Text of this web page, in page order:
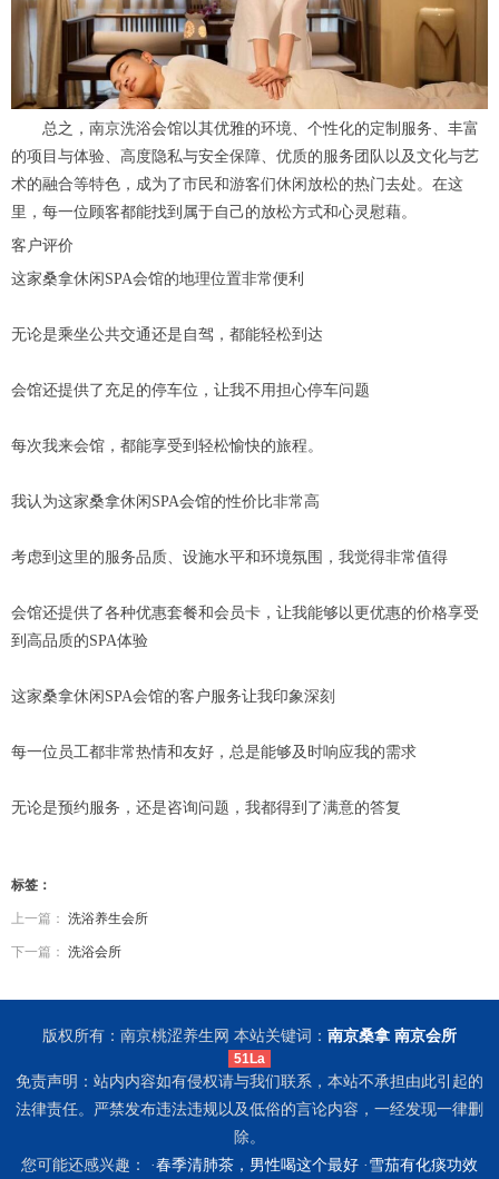
总之，南京洗浴会馆以其优雅的环境、个性化的定制服务、丰富
的项目与体验、高度隐私与安全保障、优质的服务团队以及文化与艺
术的融合等特色，成为了市民和游客们休闲放松的热门去处。在这
里，每一位顾客都能找到属于自己的放松方式和心灵慰藉。
客户评价
这家桑拿休闲SPA会馆的地理位置非常便利
无论是乘坐公共交通还是自驾，都能轻松到达
会馆还提供了充足的停车位，让我不用担心停车问题
每次我来会馆，都能享受到轻松愉快的旅程。
我认为这家桑拿休闲SPA会馆的性价比非常高
考虑到这里的服务品质、设施水平和环境氛围，我觉得非常值得
会馆还提供了各种优惠套餐和会员卡，让我能够以更优惠的价格享受
到高品质的SPA体验
这家桑拿休闲SPA会馆的客户服务让我印象深刻
每一位员工都非常热情和友好，总是能够及时响应我的需求
无论是预约服务，还是咨询问题，我都得到了满意的答复
标签：
上一篇： 洗浴养生会所
下一篇： 洗浴会所
版权所有：南京桃涩养生网 本站关键词： 南京桑拿 南京会所
51La
免责声明：站内内容如有侵权请与我们联系，本站不承担由此引起的
法律责任。严禁发布违法违规以及低俗的言论内容，一经发现一律删
除。
您可能还感兴趣： ·春季清肺茶，男性喝这个最好 · 雪茄有化痰功效